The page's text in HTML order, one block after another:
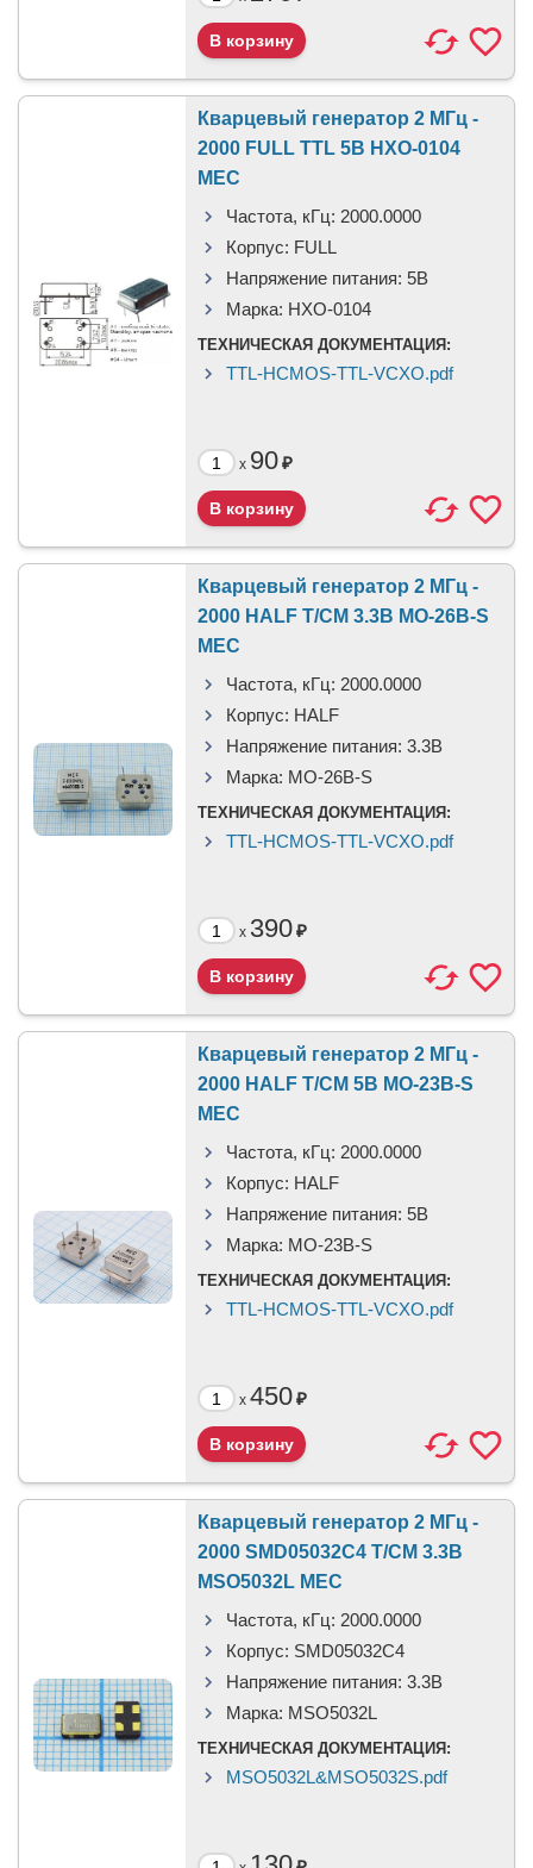
Кварцевый генератор 2 МГц -
2000 FULL TTL 5В HXO-0104
MEC
Частота, кГц: 2000.0000
Корпус: FULL
Напряжение питания: 5В
Марка: HXO-0104
ТЕХНИЧЕСКАЯ ДОКУМЕНТАЦИЯ:
TTL-HCMOS-TTL-VCXO.pdf
x 90₽
Кварцевый генератор 2 МГц -
2000 HALF T/CM 3.3В MO-26B-S
MEC
Частота, кГц: 2000.0000
Корпус: HALF
Напряжение питания: 3.3В
Марка: MO-26B-S
ТЕХНИЧЕСКАЯ ДОКУМЕНТАЦИЯ:
TTL-HCMOS-TTL-VCXO.pdf
x 390₽
Кварцевый генератор 2 МГц -
2000 HALF T/CM 5В MO-23B-S
MEC
Частота, кГц: 2000.0000
Корпус: HALF
Напряжение питания: 5В
Марка: MO-23B-S
ТЕХНИЧЕСКАЯ ДОКУМЕНТАЦИЯ:
TTL-HCMOS-TTL-VCXO.pdf
x 450₽
Кварцевый генератор 2 МГц -
2000 SMD05032C4 T/CM 3.3В
MSO5032L MEC
Частота, кГц: 2000.0000
Корпус: SMD05032C4
Напряжение питания: 3.3В
Марка: MSO5032L
ТЕХНИЧЕСКАЯ ДОКУМЕНТАЦИЯ:
MSO5032L&MSO5032S.pdf